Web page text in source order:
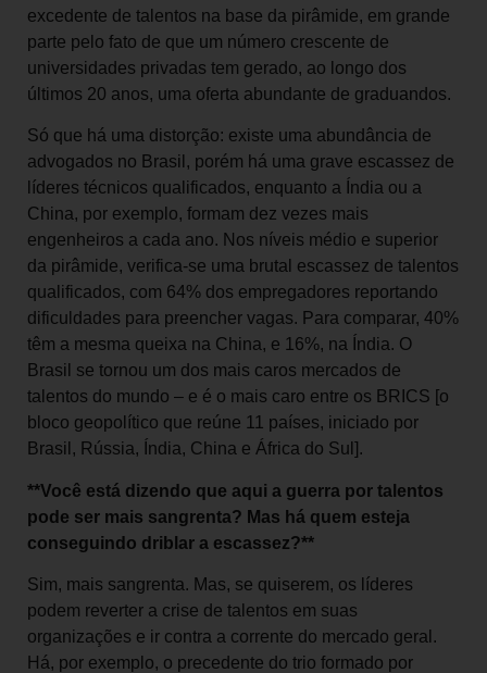
excedente de talentos na base da pirâmide, em grande
parte pelo fato de que um número crescente de
universidades privadas tem gerado, ao longo dos
últimos 20 anos, uma oferta abundante de graduandos.
Só que há uma distorção: existe uma abundância de
advogados no Brasil, porém há uma grave escassez de
líderes técnicos qualificados, enquanto a Índia ou a
China, por exemplo, formam dez vezes mais
engenheiros a cada ano. Nos níveis médio e superior
da pirâmide, verifica-se uma brutal escassez de talentos
qualificados, com 64% dos empregadores reportando
dificuldades para preencher vagas. Para comparar, 40%
têm a mesma queixa na China, e 16%, na Índia. O
Brasil se tornou um dos mais caros mercados de
talentos do mundo – e é o mais caro entre os BRICS [o
bloco geopolítico que reúne 11 países, iniciado por
Brasil, Rússia, Índia, China e África do Sul].
**Você está dizendo que aqui a guerra por talentos
pode ser mais sangrenta? Mas há quem esteja
conseguindo driblar a escassez?**
Sim, mais sangrenta. Mas, se quiserem, os líderes
podem reverter a crise de talentos em suas
organizações e ir contra a corrente do mercado geral.
Há, por exemplo, o precedente do trio formado por